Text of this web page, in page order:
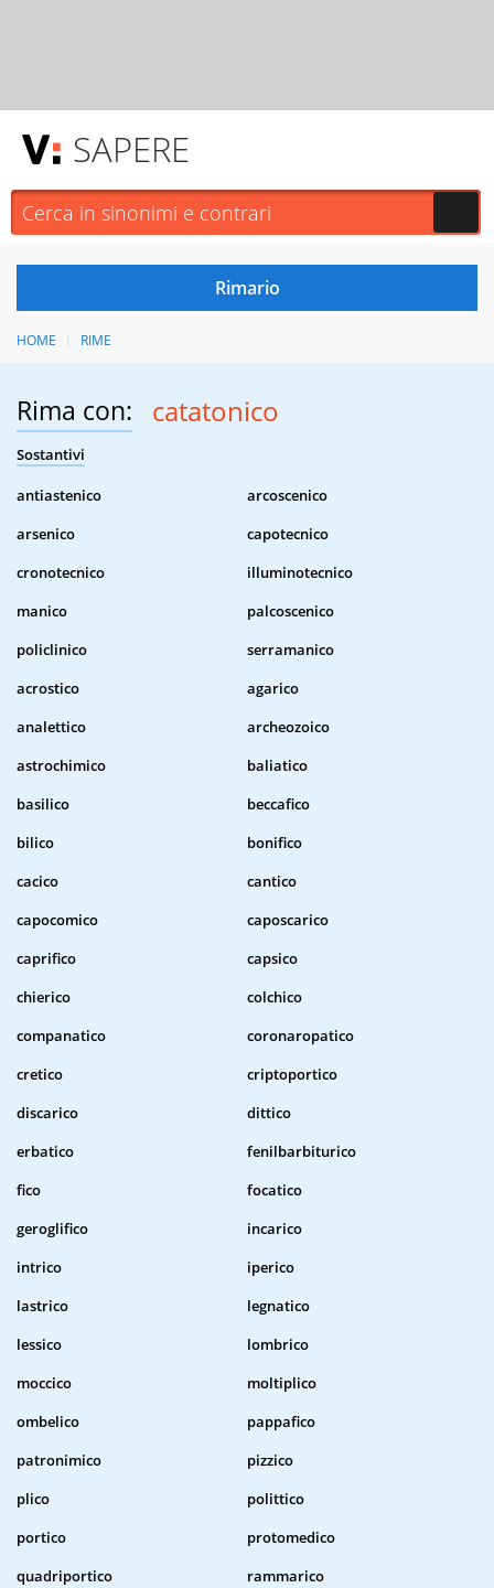
SAPERE
HOME RIME
Rima con: catatonico
Sostantivi
antiastenico
arcoscenico
arsenico
capotecnico
cronotecnico
illuminotecnico
manico
palcoscenico
policlinico
serramanico
acrostico
agarico
analettico
archeozoico
astrochimico
baliatico
basilico
beccafico
bilico
bonifico
cacico
cantico
capocomico
caposcarico
caprifico
capsico
chierico
colchico
companatico
coronaropatico
cretico
criptoportico
discarico
dittico
erbatico
fenilbarbiturico
fico
focatico
geroglifico
incarico
intrico
iperico
lastrico
legnatico
lessico
lombrico
moccico
moltiplico
ombelico
pappafico
patronimico
pizzico
plico
polittico
portico
protomedico
quadriportico
rammarico